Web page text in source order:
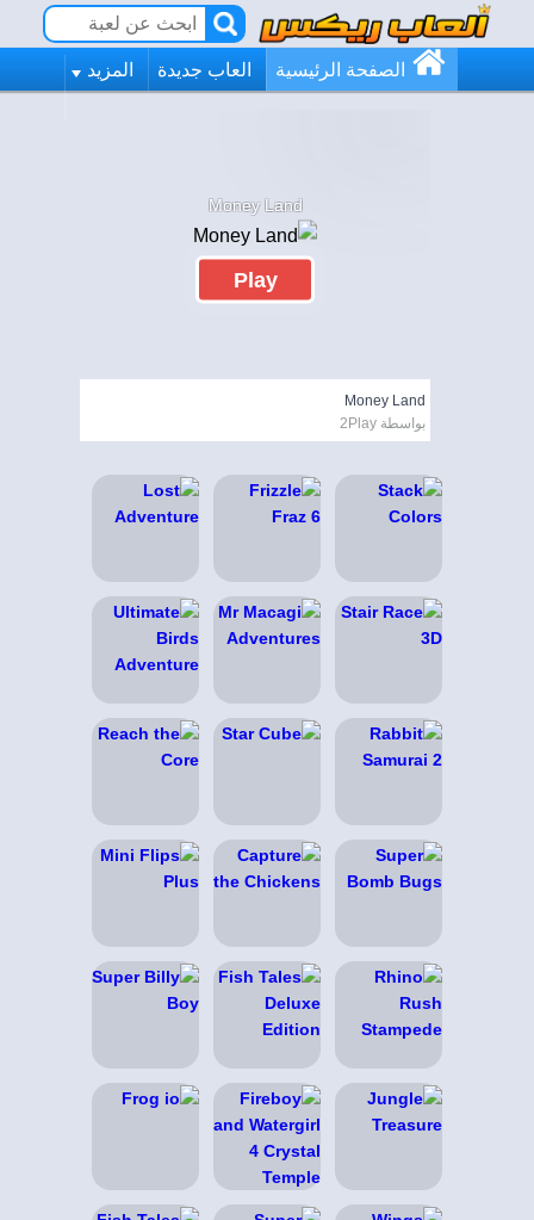
الصفحة الرئيسية العاب جديدة المزيد
Money Land
Play
Money Land
بواسطة 2Play